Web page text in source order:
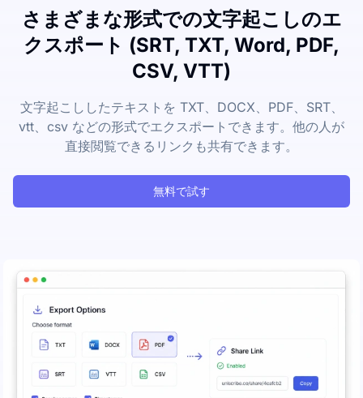
さまざまな形式での文字起こしのエ
クスポート (SRT, TXT, Word, PDF,
CSV, VTT)
文字起こししたテキストを TXT、DOCX、PDF、SRT、
vtt、csv などの形式でエクスポートできます。他の人が
直接閲覧できるリンクも共有できます。
無料で試す